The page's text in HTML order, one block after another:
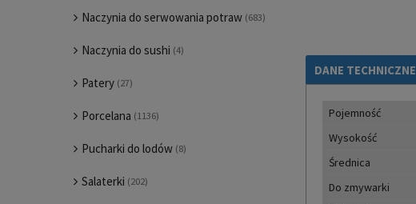
Naczynia do serwowania potraw (683)
Naczynia do sushi (4)
Patery (27)
Porcelana (1136)
Pucharki do lodów (8)
Salaterki (202)
DANE TECHNICZNE
Pojemność
Wysokość
Średnica
Do zmywarki